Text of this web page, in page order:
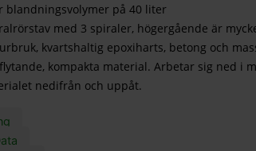
blandningsvolymer på 40 liter
med 3 spiraler, högergående är
kvartshaltig epoxiharts, betong och
kompakta material. Arbetar sig ned i
nedifrån och uppåt.